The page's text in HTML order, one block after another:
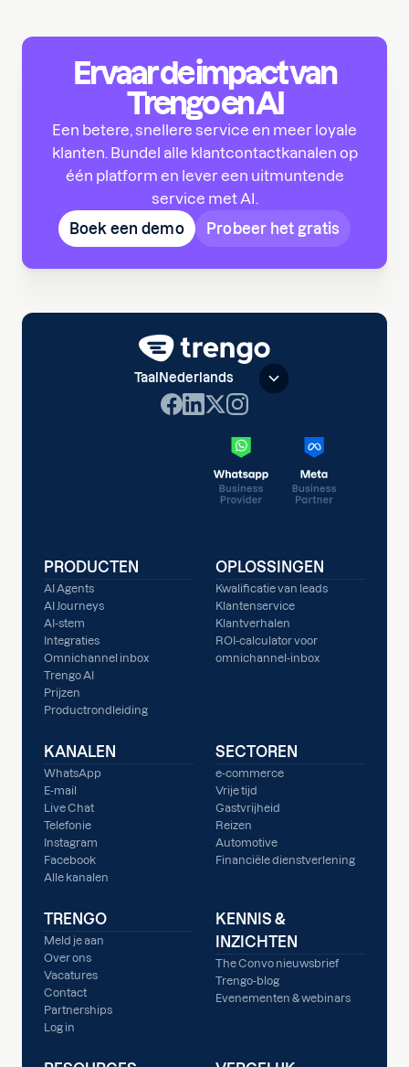
Ervaar de impact van
Trengo en AI
Een betere, snellere service en meer loyale
klanten. Bundel alle klantcontactkanalen op
één platform en lever een uitmuntende
service met AI.
Boek een demo
Probeer het gratis
Taal Nederlands
PRODUCTEN
AI Agents
AI Journeys
AI-stem
Integraties
Omnichannel inbox
Trengo AI
Prijzen
Productrondleiding
OPLOSSINGEN
Kwalificatie van leads
Klantenservice
Klantverhalen
ROI-calculator voor
omnichannel-inbox
KANALEN
WhatsApp
E-mail
Live Chat
Telefonie
Instagram
Facebook
Alle kanalen
SECTOREN
e-commerce
Vrije tijd
Gastvrijheid
Reizen
Automotive
Financiële dienstverlening
TRENGO
Meld je aan
Over ons
Vacatures
Contact
Partnerships
Log in
KENNIS &
INZICHTEN
The Convo nieuwsbrief
Trengo-blog
Evenementen & webinars